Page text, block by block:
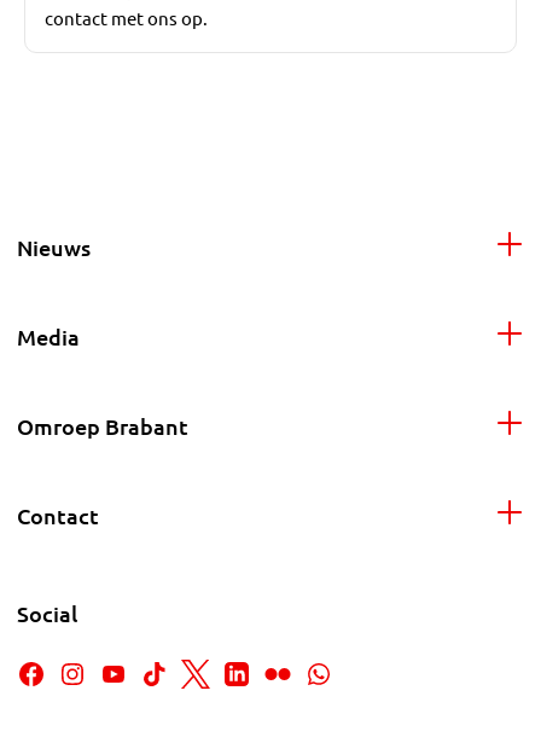
contact met ons op.
Nieuws
Media
Omroep Brabant
Contact
Social